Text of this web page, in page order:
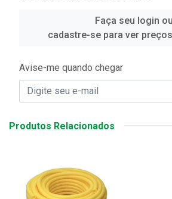
Faça seu login ou
cadastre-se para ver
Avise-me quando chegar
Produtos Relacionados